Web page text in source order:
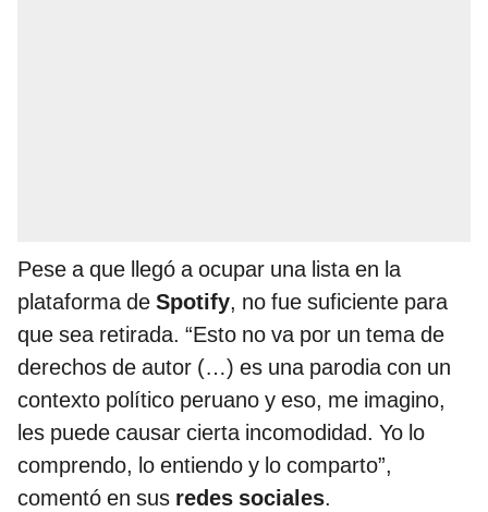
Pese a que llegó a ocupar una lista en la
plataforma de Spotify, no fue suficiente para
que sea retirada. “Esto no va por un tema de
derechos de autor (…) es una parodia con un
contexto político peruano y eso, me imagino,
les puede causar cierta incomodidad. Yo lo
comprendo, lo entiendo y lo comparto”,
comentó en sus redes sociales.